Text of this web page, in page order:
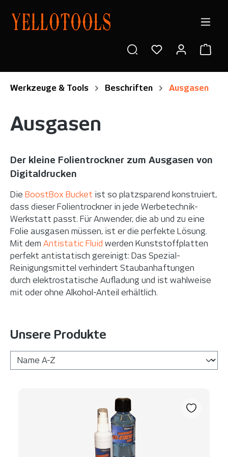
springen
Werkzeuge & Tools Beschriften Ausgasen
Ausgasen
Der kleine Folientrockner zum Ausgasen von
Digitaldrucken
Die BoostBox Bucket ist so platzsparend konstruiert,
dass dieser Folientrockner in jede Werbetechnik-
Werkstatt passt. Für Anwender, die ab und zu eine
Folie ausgasen müssen, ist er die perfekte Lösung.
Mit dem Antistatic Fluid werden Kunststoffplatten
perfekt antistatisch gereinigt: Das Spezial-
Reinigungsmittel verhindert Staubanhaftungen
durch elektrostatische Aufladung und ist wahlweise
mit oder ohne Alkohol-Anteil erhältlich.
Unsere Produkte